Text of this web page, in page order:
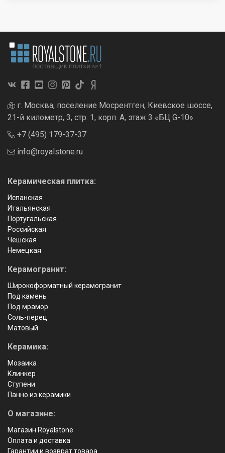
г. Москва, поселение Мосрентген, Киевское шоссе,
21-й километр, 3, стр. 1, корп. А, этаж 3 «БЦ G-10»
+7 (495) 179-37-37
info@royalstone.ru
Керамическая плитка:
Испанская
Итальянская
Португальская
Российская
Чешская
Немецкая
Керамогранит:
Широкоформатный керамогранит
Под камень
Под мрамор
Соль-перец
Матовый
Керамика:
Мозаика
Клинкер
Ступени
Панно из керамики
О магазине:
Магазин Royalstone
Оплата и доставка
Гарантии и возврат товара